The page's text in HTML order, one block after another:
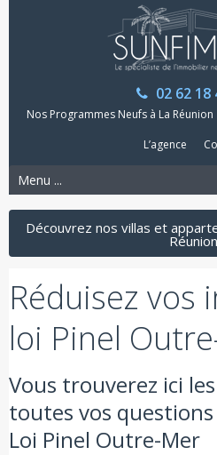
02 62 18
Nos Programmes Neufs à La Réunion
L’agence
Menu ...
Découvrez nos villas et
Réunion
Réduisez vos
loi Pinel
Vous trouverez ici
toutes vos
Loi Pinel Outre-Mer